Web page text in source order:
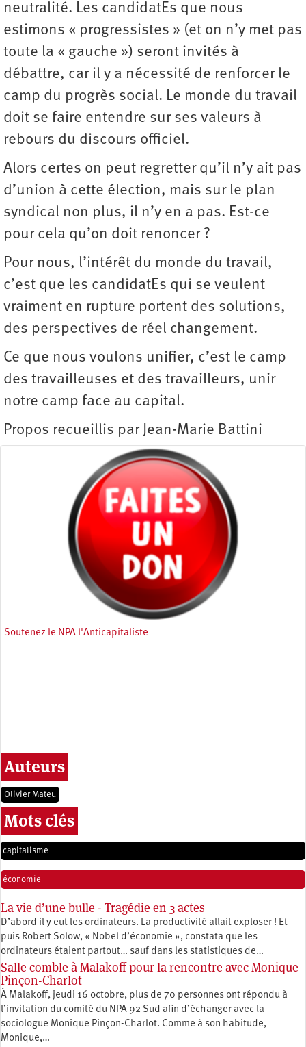
neutralité. Les candidatEs que nous
estimons « progressistes » (et on n’y met pas
toute la « gauche ») seront invités à
débattre, car il y a nécessité de renforcer le
camp du progrès social. Le monde du travail
doit se faire entendre sur ses valeurs à
rebours du discours officiel.
Alors certes on peut regretter qu’il n’y ait pas
d’union à cette élection, mais sur le plan
syndical non plus, il n’y en a pas. Est-ce
pour cela qu’on doit renoncer ?
Pour nous, l’intérêt du monde du travail,
c’est que les candidatEs qui se veulent
vraiment en rupture portent des solutions,
des perspectives de réel changement.
Ce que nous voulons unifier, c’est le camp
des travailleuses et des travailleurs, unir
notre camp face au capital.
Propos recueillis par Jean-Marie Battini
Soutenez le NPA l'Anticapitaliste
Auteurs
Olivier Mateu
Mots clés
capitalisme
économie
La vie d’une bulle - Tragédie en 3 actes
D’abord il y eut les ordinateurs. La productivité allait exploser ! Et
puis Robert Solow, « Nobel d’économie », constata que les
ordinateurs étaient partout… sauf dans les statistiques de…
Salle comble à Malakoff pour la rencontre avec Monique
Pinçon-Charlot
À Malakoff, jeudi 16 octobre, plus de 70 personnes ont répondu à
l’invitation du comité du NPA 92 Sud afin d’échanger avec la
sociologue Monique Pinçon-Charlot. Comme à son habitude,
Monique,…